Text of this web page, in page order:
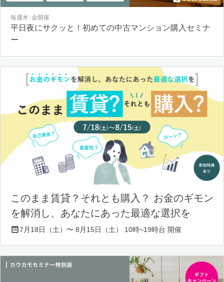
毎週木･金開催
平日夜にサクッと！初めての中古マンション購入セミナ
ー
このまま賃貸？それとも購入？ お金のギモン
を解消し、あなたにあった最適な選択を
7月18日（土）〜 8月15日（土） 10時~19時台 開催